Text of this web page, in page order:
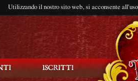
Utilizzando il nostro sito web, si acconsente